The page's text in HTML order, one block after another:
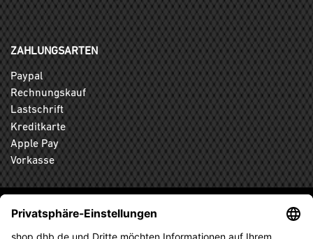
ZAHLUNGSARTEN
Paypal
Rechnungskauf
Lastschrift
Kreditkarte
Apple Pay
Vorkasse
ABONNIEREN SIE DEN KOSTENLOSEN DHB-FANSHOP
NEWSLETTER UND VERPASSEN SIE KEINE NEUIGKEIT ODER